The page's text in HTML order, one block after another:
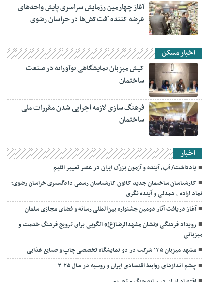
آغاز چهارمین رزمایش سراسری پایش واحدهای
عرضه کننده آفت‌کش‌ها در خراسان رضوی
اخبار مسکن
کیش میزبان نمایشگاهی نوآورانه در صنعت
ساختمان
فرهنگ سازی لازمه اجرایی شدن مقررات ملی
ساختمان
اخبار
یادداشت/ آب، آینده و آزمون بزرگ ایران در عصر تغییر اقلیم
کارشناسان ساختمان جدید کانون کارشناسان رسمی دادگستری خراسان رضوی؛
نماد اراده ، همدلی و آینده نگری
آغاز دریافت آثار دومین جشنواره بین‌المللی رسانه و فضای مجازی سلمان
رویداد فرهنگی «نشان مشهدالرضا(ع)» الگویی برای ترویج فرهنگ خدمت و
میزبانی
مشهد میزبان ۱۳۵ شرکت در دو نمایشگاه تخصصی چاپ و صنایع غذایی
چشم اندازهای روابط اقتصادی ایران و روسیه در سال ۲۰۲۵